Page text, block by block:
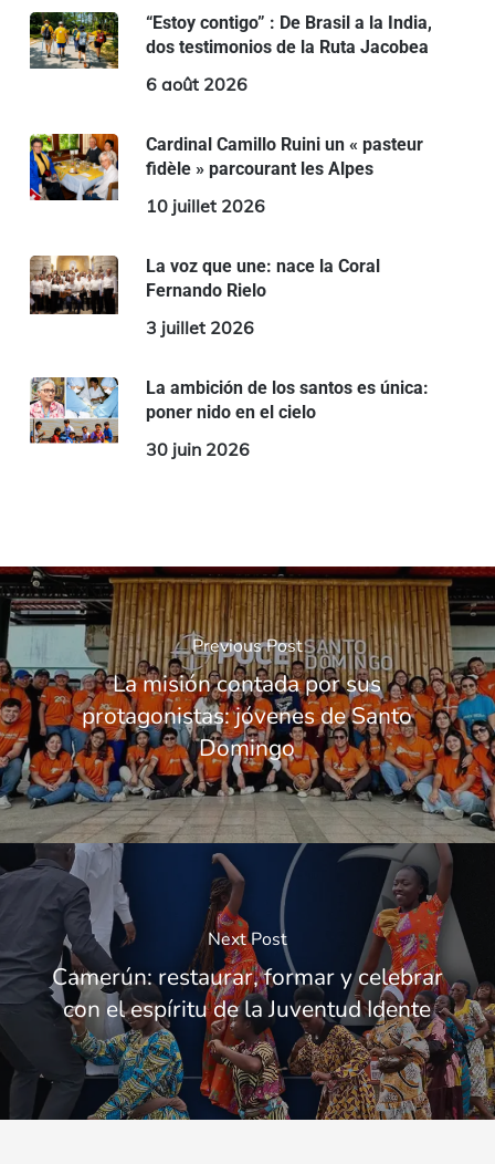
“Estoy contigo” : De Brasil a la India,
dos testimonios de la Ruta Jacobea
6 août 2026
Cardinal Camillo Ruini un « pasteur
fidèle » parcourant les Alpes
10 juillet 2026
La voz que une: nace la Coral
Fernando Rielo
3 juillet 2026
La ambición de los santos es única:
poner nido en el cielo
30 juin 2026
Previous Post
La misión contada por sus
protagonistas: jóvenes de Santo
Domingo
Next Post
Camerún: restaurar, formar y celebrar
con el espíritu de la Juventud Idente